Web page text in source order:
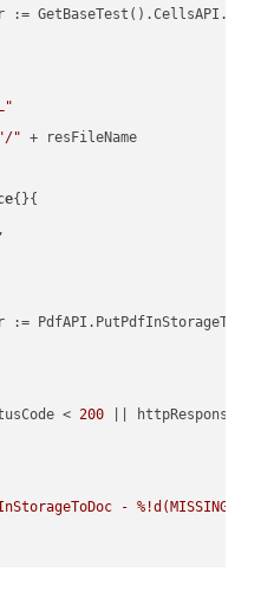
"/" + resFileName
{}{
< 200 ||
- %!d(MISSING)\n"